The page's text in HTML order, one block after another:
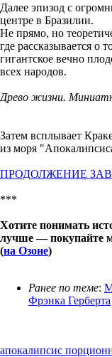
Далее эпизод с
центре в Бразилии.
Не прямо, но
где рассказывается о
гигантское вечно
всех народов.
Древо жизни.
Затем всплывает
из моря
ПРОДОЛЖЕНИЕ
***
Хотите понимать
лучше — покупайте
(на Озоне)
Ранее по теме:
Фрэнка Герберта
апокалипсис